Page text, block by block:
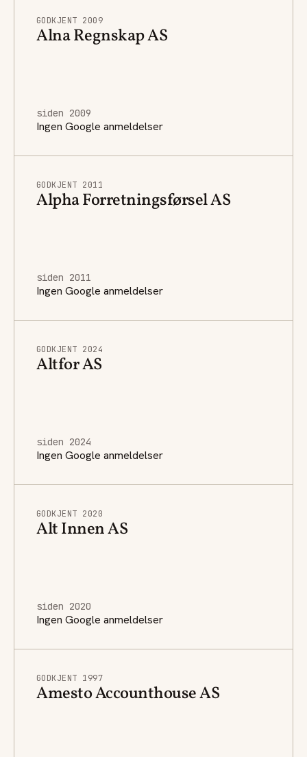
GODKJENT 2009
Alna Regnskap AS
siden 2009
Ingen Google anmeldelser
GODKJENT 2011
Alpha Forretningsførsel AS
siden 2011
Ingen Google anmeldelser
GODKJENT 2024
Altfor AS
siden 2024
Ingen Google anmeldelser
GODKJENT 2020
Alt Innen AS
siden 2020
Ingen Google anmeldelser
GODKJENT 1997
Amesto Accounthouse AS